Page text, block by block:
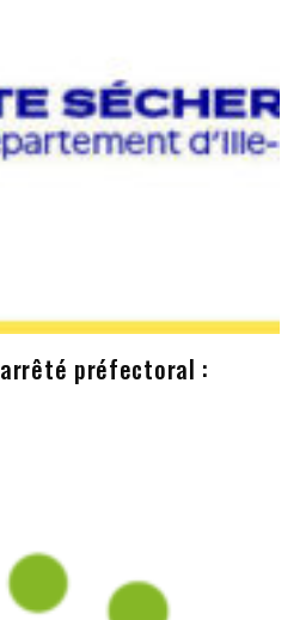
préfectoral :